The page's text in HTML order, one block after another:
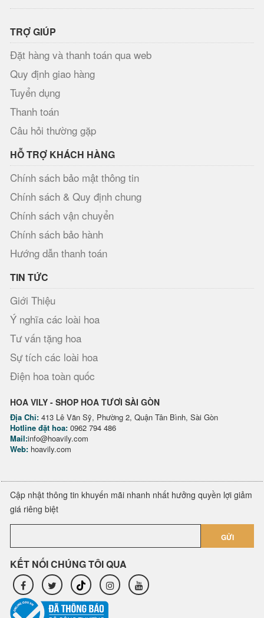
TRỢ GIÚP
Đặt hàng và thanh toán qua web
Quy định giao hàng
Tuyển dụng
Thanh toán
Câu hỏi thường gặp
HỖ TRỢ KHÁCH HÀNG
Chính sách bảo mật thông tin
Chính sách & Quy định chung
Chính sách vận chuyển
Chính sách bảo hành
Hướng dẫn thanh toán
TIN TỨC
Giới Thiệu
Ý nghĩa các loài hoa
Tư vấn tặng hoa
Sự tích các loài hoa
Điện hoa toàn quốc
HOA VILY - SHOP HOA TƯƠI SÀI GÒN
Địa Chỉ: 413 Lê Văn Sỹ, Phường 2, Quận Tân Bình, Sài Gòn
Hotline đặt hoa: 0962 794 486
Mail:info@hoavily.com
Web: hoavily.com
Cập nhật thông tin khuyến mãi nhanh nhất hưởng quyền lợi giảm
giá riêng biệt
GỬI
KẾT NỐI CHÚNG TÔI QUA